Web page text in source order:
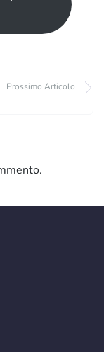
Prossimo Articolo